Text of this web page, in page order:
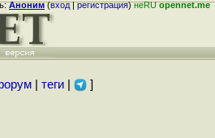
Аноним(вход|регистрация)неRUopennet.me
| теги| ]